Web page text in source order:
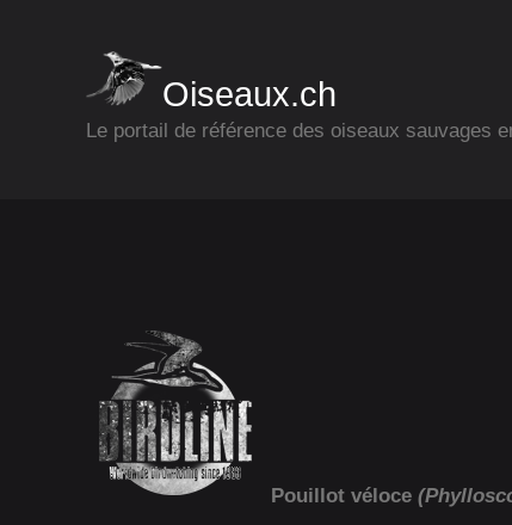
Oiseaux.ch
Le portail de référence des oiseaux sauvages
Pouillot véloce